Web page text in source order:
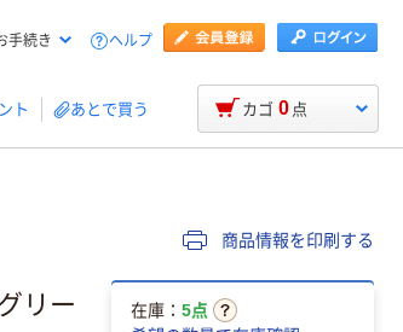
手続き ヘルプ
ト あとで買う カゴ 0 点
商品情報を印刷する
リー
在庫： 5点